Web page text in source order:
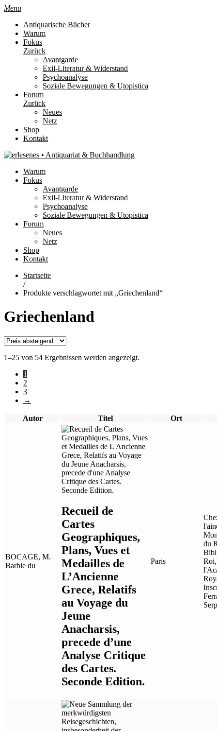
Menu
Antiquarische Bücher
Warum
Fokus
Zurück
Avantgarde
Exil-Literatur & Widerstand
Psychoanalyse
Soziale Bewegungen & Utopistica
Forum
Zurück
Neues
Netz
Shop
Kontakt
Warum
Fokus
Avantgarde
Exil-Literatur & Widerstand
Psychoanalyse
Soziale Bewegungen & Utopistica
Forum
Neues
Netz
Shop
Kontakt
Startseite
/
Produkte verschlagwortet mit „Griechenland“
Griechenland
1–25 von 54 Ergebnissen werden angezeigt.
1
2
3
→
Autor Titel Ort
BOCAGE, M.
Barbie du
Recueil de
Cartes
Geographiques,
Plans, Vues et
Medailles de
L’Ancienne
Grece, Relatifs
au Voyage du
Jeune
Anacharsis,
precede d’une
Analyse Critique
des Cartes.
Seconde Edition.
Paris
du